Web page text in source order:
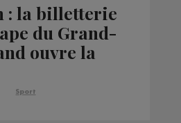
: la billetterie
du Grand-
ouvre la
Sport